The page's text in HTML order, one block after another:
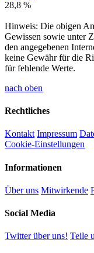
28,8 %
Hinweis: Die obigen
Gewissen sowie unter
den angegebenen
keine Gewähr für die
für fehlende Werte.
nach oben
Rechtliches
Kontakt Impressum
Cookie-Einstellungen
Informationen
Über uns Mitwirkende
Social Media
Twitter über uns! Teile